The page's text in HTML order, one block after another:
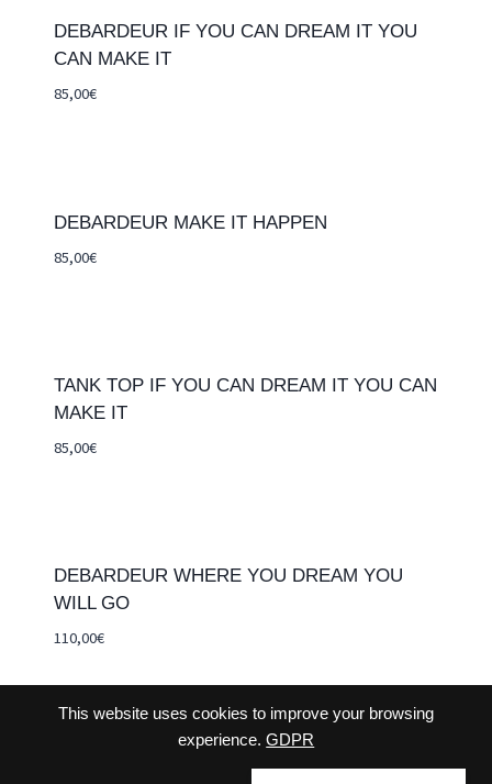
This website uses cookies to improve your browsing
experience. GDPR
DEBARDEUR IF YOU CAN DREAM IT YOU
CAN MAKE IT
85,00€
DEBARDEUR MAKE IT HAPPEN
85,00€
TANK TOP IF YOU CAN DREAM IT YOU CAN
MAKE IT
85,00€
DEBARDEUR WHERE YOU DREAM YOU
WILL GO
110,00€